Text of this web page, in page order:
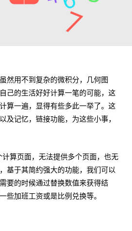
然用不到复杂的微积分，几何图
己的生活好好计算一笔的可能，这
算一遍，显得有些多此一举了。这
及记忆，链接功能，为这些小事，
算页面，无法提供多个页面，也无
基于其简约强大的功能，我们可以
要的时候通过替换数值来获得结
些加班工资或是比例兑换等。